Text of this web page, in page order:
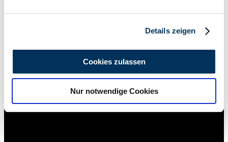
analysieren. Außerdem geben wir Informationen zu Ihrer
Verwendung unserer Website an unsere Partner für
soziale Medien, Werbung und Analysen weiter. Unsere
Details zeigen
Cookies zulassen
Nur notwendige Cookies